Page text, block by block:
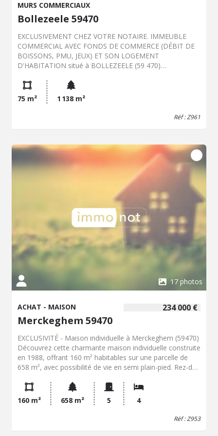
MURS COMMERCIAUX
Bollezeele 59470
EXCLUSIVEMENT CHEZ VOTRE NOTAIRE. IMMEUBLE
COMMERCIAL AVEC FONDS DE COMMERCE (DÉBIT DE
BOISSONS, PMU, JEUX) ET SON LOGEMENT
D'HABITATION situé à BOLLEZEELE (59 470)
emplacement visible et d'un potentiel de développement
important. Caractéristiques du commerce 75 m2 : Débit
de boissons (licence IV) Activité PMU opérationnelle. Salle
et au 1er étage Comprenant : 92 m2 (3 chambres),
séjour, cuisine, salle de douche et WC, jardin et terrasse
clos. travaux de rénovation à prévoir. Idéal pour une
exploitation familiale ou un investissement mixte
commerce . Bollezeele est une commune qui offre divers
points d'intérêt, tels que des commerces de proximité,
des services administratifs et des infrastructures
scolaires. La commune se trouve à proximité de la ville de
Dunkerque, facilitant ainsi l'accès aux grands axes
routiers et aux transports en commun. Ce fonds/murs
commerciaux peuvent convenir à différentes activités.
Pour toute question concernant ce fonds/murs
commerciaux à vendre à Bollezeele, contactez notre
office notarial pour obtenir de plus amples
renseignements.
75 m² 1 138 m²
Réf : Z961
17 photos
234 000 €
ACHAT - MAISON
Merckeghem 59470
EXCLUSIVITÉ - Maison individuelle à Merckeghem (59470)
Découvrez cette charmante maison individuelle construite
en 1988, offrant 160 m² habitables sur une parcelle de
658 m², avec possibilité de vie en semi plain-pied. Rez-de-
(idéal télétravail) Spacieux salon / séjour avec espace
détente Cuisine aménagée et équipée Salle d'eau + WC
séparés Dressing Salle de bain avec second WC Véranda
lumineuse Salle à manger conviviale À l'étage : Accès par
160 m² 658 m² 5 4
Réf : Z953